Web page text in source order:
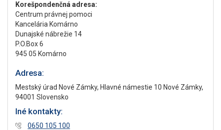
Korešpondenčná adresa:
Centrum právnej pomoci
Kancelária Komárno
Dunajské nábrežie 14
P.O.Box 6
945 05 Komárno
Adresa:
Mestský úrad Nové Zámky, Hlavné námestie 10 Nové Zámky,
94001 Slovensko
Iné kontakty:
0650 105 100